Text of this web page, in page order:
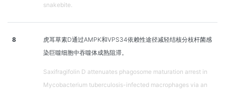
snakebite.
8
虎耳草素D通过AMPK和VPS34依赖性途径减轻结核分枝杆菌感
染巨噬细胞中吞噬体成熟阻滞。
Saxifragifolin D attenuates phagosome maturation arrest in
Mycobacterium tuberculosis-infected macrophages via an